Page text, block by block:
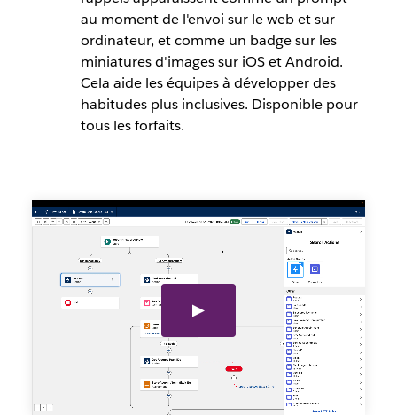
au moment de l'envoi sur le web et sur
ordinateur, et comme un badge sur les
miniatures d'images sur iOS et Android.
Cela aide les équipes à développer des
habitudes plus inclusives. Disponible pour
tous les forfaits.